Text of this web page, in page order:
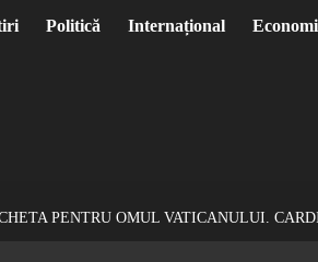
Politică Internațional
PENTRU OMUL VATICANULUI.